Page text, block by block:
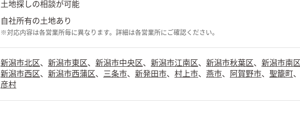
土地探しの相談が可能
自社所有の土地あり
※対応内容は各営業所毎に異なります。詳細は各営業所にご確認ください。
新潟市北区 、 新潟市東区 、 新潟市中央区 、 新潟市江南区 、 新潟市秋葉区 、 新潟市南区
新潟市西区 、 新潟市西蒲区 、 三条市、 新発田市、 村上市、 燕市、 阿賀野市、 聖籠町、
彦村